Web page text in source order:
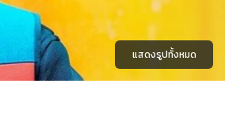
แสดงรูปทั้งหมด